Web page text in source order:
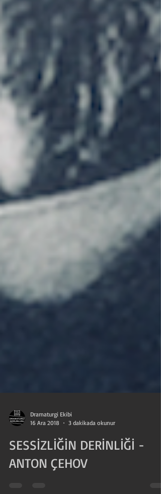
Dramaturgi Ekibi
SESSİZLİĞİN DERİNLİĞİ -
ANTON ÇEHOV